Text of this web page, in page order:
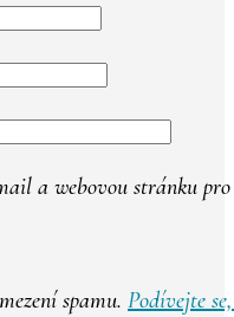
a webovou stránku
spamu. Podívejte